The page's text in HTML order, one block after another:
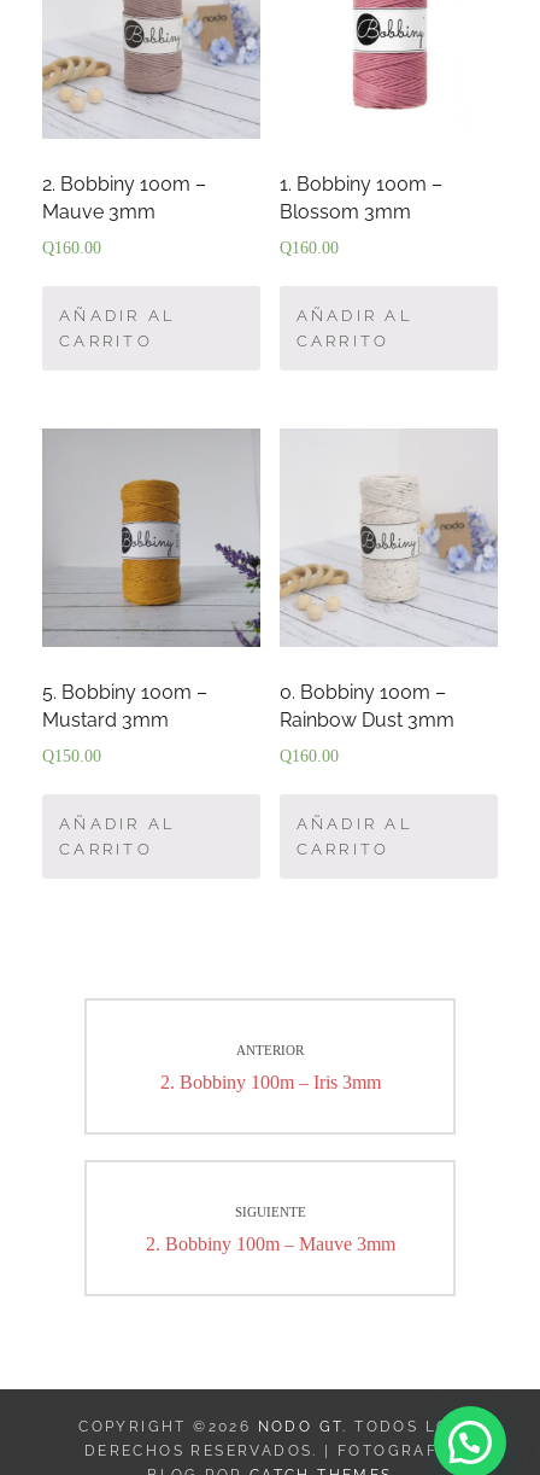
2. Bobbiny 100m –
Mauve 3mm
Q160.00
AÑADIR AL
CARRITO
1. Bobbiny 100m –
Blossom 3mm
Q160.00
AÑADIR AL
CARRITO
5. Bobbiny 100m –
Mustard 3mm
Q150.00
AÑADIR AL
CARRITO
0. Bobbiny 100m –
Rainbow Dust 3mm
Q160.00
AÑADIR AL
CARRITO
ANTERIOR
Entrada
2. Bobbiny 100m – Iris 3mm
SIGUIENTE
Entrada
2. Bobbiny 100m – Mauve 3mm
COPYRIGHT ©2026 NODO GT. TODOS LOS
DERECHOS RESERVADOS. | FOTOGRAFIE